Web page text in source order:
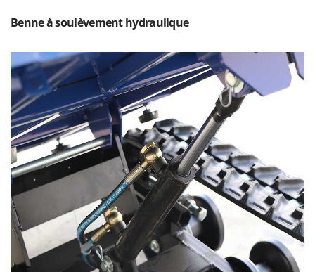
Ryobi
S
S.T.P.
Santos
Sbaraglia
Schnitzer
Seven Italy
Shark
Simatech
Sirman
Skil
Benne à soulèvement hydraulique